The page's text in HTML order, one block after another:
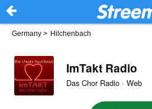
Germany > Hilchenbach
ImTakt Radio
Das Chor Radio · Web